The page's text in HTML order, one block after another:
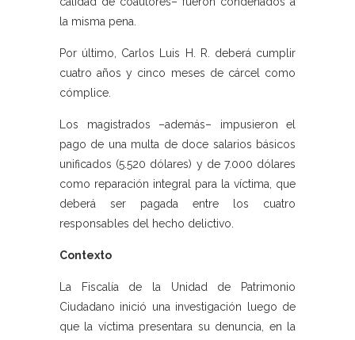
la misma pena.
Por último, Carlos Luis H. R. deberá cumplir
cuatro años y cinco meses de cárcel como
cómplice.
Los magistrados –además– impusieron el
pago de una multa de doce salarios básicos
unificados (5.520 dólares) y de 7.000 dólares
como reparación integral para la víctima, que
deberá ser pagada entre los cuatro
responsables del hecho delictivo.
Contexto
La Fiscalía de la Unidad de Patrimonio
Ciudadano inició una investigación luego de
que la víctima presentara su denuncia, en la